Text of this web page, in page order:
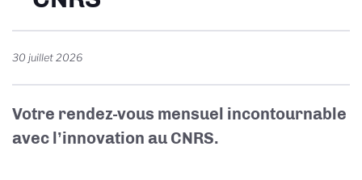
30 juillet 2026
Votre rendez-vous mensuel incontournable
avec l’innovation au CNRS.